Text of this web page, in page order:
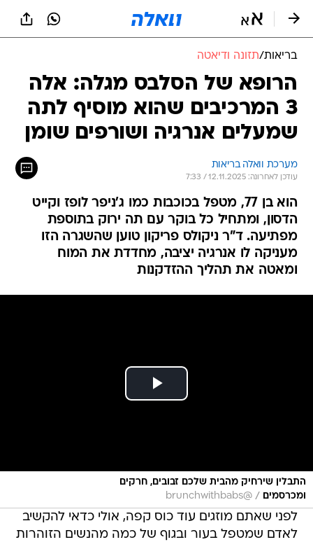
בריאות/תזונה ודיאטה
הרופא של הסלבס מגלה: אלה
3 המרכיבים שהוא מוסיף לתה
שמעלים אנרגיה ושורפים שומן
מערכת וואלה בריאות
עודכן לאחרונה: 12.11.2025 / 7:33
הוא בן 77, מטפל בכוכבות כמו ג'ניפר לופז וקייט
הדסון, ומתחיל כל בוקר עם תה ירוק בתוספת
מפתיעה. ד"ר ניקולס פריקון טוען שהשגרה הזו
מעניקה לו אנרגיה יציבה, מחדדת את המוח
ומאטה את תהליך ההזדקנות
התבלין שירחיק מהבית שלכם זבובים, חרקים
ומכרסמים
/
@brunchwithbabs
לפני שאתם מוזגים עוד כוס קפה, אולי כדאי להקשיב
לאדם שמטפל בעור ובגוף של כמה מהנשים הזוהרות